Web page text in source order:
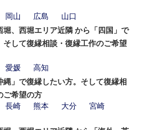
岡山 広島
山口
堀、西堀エリア近隣 から「四国」で
そして復縁相談・復縁工作のご希望
愛媛
高知
縄」で復縁したい方。そして復縁相
ご希望の方
長崎 熊本 大分
宮崎